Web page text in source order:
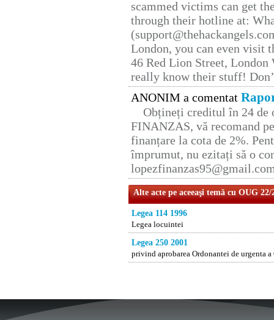
scammed victims can get
through their hotline at:
London, you can even visit
46 Red Lion Street, London
really know their stuff!
ANONIM a comentat
Obțineți creditul în 24 de
FINANZAS, vă recomand
finanțare la cota de 2%.
împrumut, nu ezitați să o
Alte acte pe aceeaşi temă cu OUG 22/
Legea 114 1996
Legea locuintei
Legea 250 2001
privind aprobarea Ordonantei de urgenta